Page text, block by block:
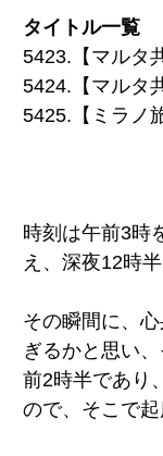
タイトル一覧
5423.【マルタ
5424.【マルタ
5425.【ミラノ
時刻は午前3時
え、深夜12時
その瞬間に、
ぎるかと思い
前2時半であり
ので、そこで起